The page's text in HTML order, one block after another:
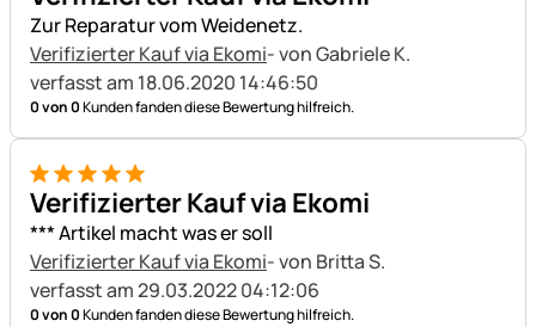
Zur Reparatur vom Weidenetz.
Verifizierter Kauf via Ekomi- von Gabriele K.
verfasst am 18.06.2020 14:46:50
0 von 0Kunden fanden diese Bewertung hilfreich.
5 von 5
Verifizierter Kauf via Ekomi
*** Artikel macht was er soll
Verifizierter Kauf via Ekomi- von Britta S.
verfasst am 29.03.2022 04:12:06
0 von 0Kunden fanden diese Bewertung hilfreich.